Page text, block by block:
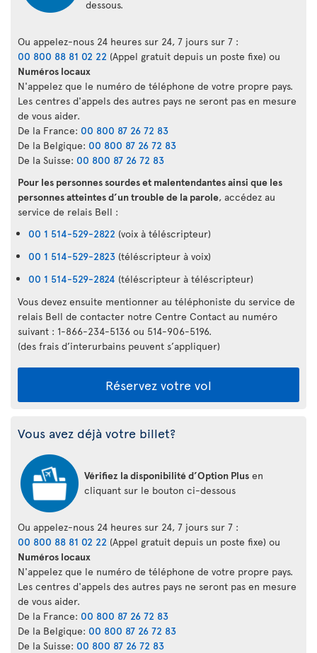
dessous.
Ou appelez-nous 24 heures sur 24, 7 jours sur 7 :
00 800 88 81 02 22 (Appel gratuit depuis un poste fixe) ou
Numéros locaux
N'appelez que le numéro de téléphone de votre propre pays.
Les centres d'appels des autres pays ne seront pas en mesure
de vous aider.
De la France: 00 800 87 26 72 83
De la Belgique: 00 800 87 26 72 83
De la Suisse: 00 800 87 26 72 83
Pour les personnes sourdes et malentendantes ainsi que les
personnes atteintes d’un trouble de la parole, accédez au
service de relais Bell :
00 1 514-529-2822 (voix à téléscripteur)
00 1 514-529-2823 (téléscripteur à voix)
00 1 514-529-2824 (téléscripteur à téléscripteur)
Vous devez ensuite mentionner au téléphoniste du service de
relais Bell de contacter notre Centre Contact au numéro
suivant : 1-866-234-5136 ou 514-906-5196.
(des frais d’interurbains peuvent s’appliquer)
Réservez votre vol
Vous avez déjà votre billet?
Vérifiez la disponibilité d’Option Plus en
cliquant sur le bouton ci-dessous
Ou appelez-nous 24 heures sur 24, 7 jours sur 7 :
00 800 88 81 02 22 (Appel gratuit depuis un poste fixe) ou
Numéros locaux
N'appelez que le numéro de téléphone de votre propre pays.
Les centres d'appels des autres pays ne seront pas en mesure
de vous aider.
De la France: 00 800 87 26 72 83
De la Belgique: 00 800 87 26 72 83
De la Suisse: 00 800 87 26 72 83